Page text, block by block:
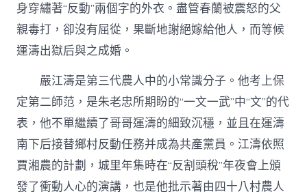
身穿繡著“反動”兩個字的外衣。盡管春蘭被震怒的父
親毒打，卻沒有屈從，果斷地謝絕嫁給他人，而等候
運濤出獄后與之成婚。
嚴江濤是第三代農人中的小常識分子。他考上保
定第二師范，是朱老忠所期盼的“一文一武”中“文”的代
表，他不單繼續了哥哥運濤的細致沉穩，並且在運濤
南下后接替鄉村反動任務并成為共產黨員。江濤依照
賈湘農的計劃，城里年集時在“反割頭稅”年夜會上頒
發了衝動人心的演講，也是他批示著由四十八村農人